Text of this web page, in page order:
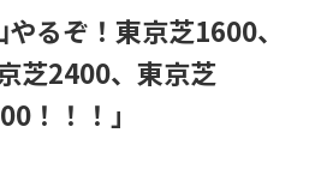
るぞ！東京芝1600、
芝2400、東京芝
！！！」